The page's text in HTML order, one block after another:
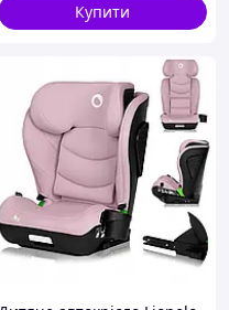
Купити